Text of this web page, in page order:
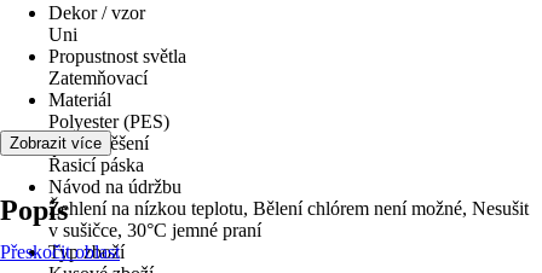
Dekor / vzor
Uni
Propustnost světla
Zatemňovací
Materiál
Polyester (PES)
Typ zavěšení
Řasicí páska
Návod na údržbu
Žehlení na nízkou teplotu, Bělení chlórem není možné, Nesušit
v sušičce, 30°C jemné praní
Typ zboží
Zobrazit více
Popis
Přeskočit oblast